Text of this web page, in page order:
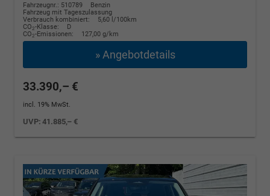
Fahrzeugnr.: 510789
Benzin
Fahrzeug mit Tageszulassung
Verbrauch kombiniert:
5,60 l/100km
CO2-Klasse:
D
CO2-Emissionen: 127,00 g/km
» Angebotdetails
33.390,– €
incl. 19% MwSt.
UVP:41.885,– €